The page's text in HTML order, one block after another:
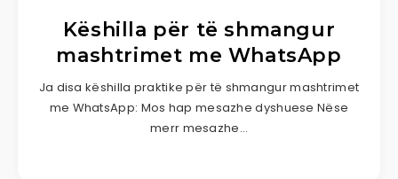
Këshilla për të shmangur
mashtrimet me WhatsApp
Ja disa këshilla praktike për të shmangur mashtrimet
me WhatsApp: Mos hap mesazhe dyshuese Nëse
merr mesazhe…